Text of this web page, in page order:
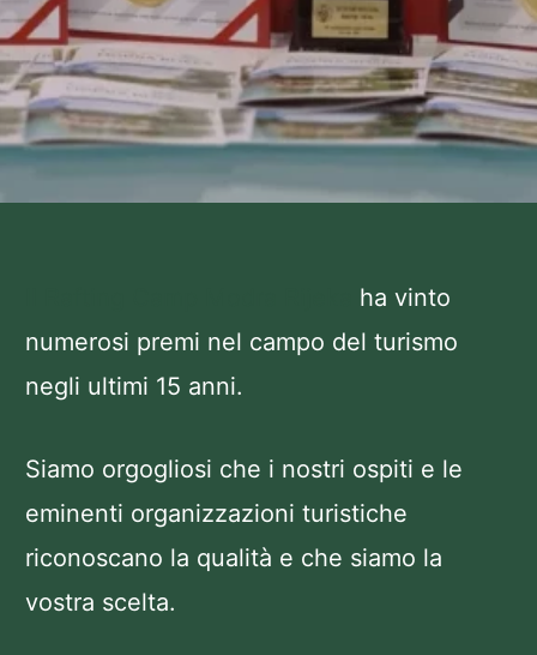
ha vinto
numerosi premi nel campo del turismo
negli ultimi 15 anni.
Siamo orgogliosi che i nostri ospiti e le
eminenti organizzazioni turistiche
riconoscano la qualità e che siamo la
vostra scelta.